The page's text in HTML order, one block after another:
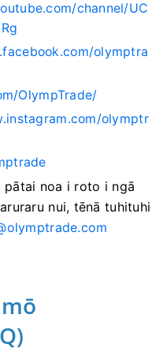
channel/UC
olymptra
OlympTrade/
olymptr
pātai noa i roto i ngā
nui, tēnā tuhituhi